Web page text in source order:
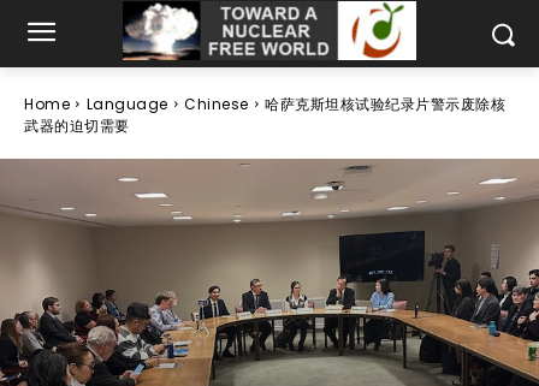
Home Language Chinese
哈萨克斯坦核试验纪录片警示废除核
武器的迫切需要